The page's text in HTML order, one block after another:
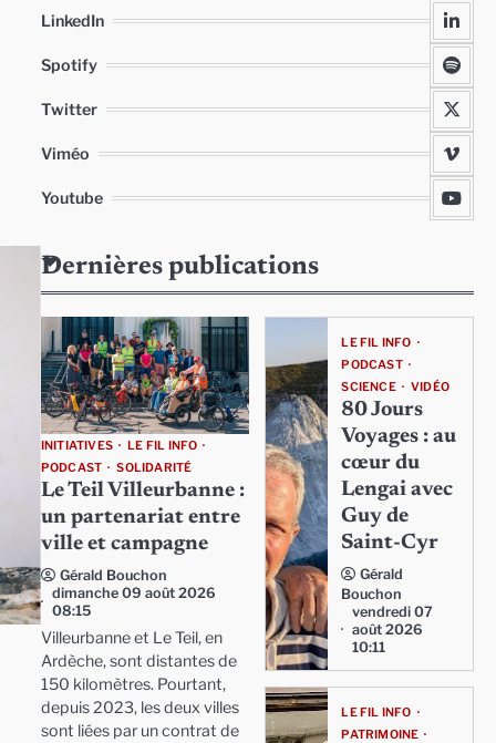
LinkedIn
Spotify
Twitter
Viméo
Youtube
Dernières publications
INITIATIVES
LE FIL INFO
PODCAST
SOLIDARITÉ
Le Teil Villeurbanne :
un partenariat entre
ville et campagne
Gérald Bouchon
dimanche 09 août 2026
08:15
Villeurbanne et Le Teil, en
Ardèche, sont distantes de
150 kilomètres. Pourtant,
depuis 2023, les deux villes
sont liées par un contrat de
LE FIL INFO
PODCAST
SCIENCE
VIDÉO
80 Jours
Voyages : au
cœur du
Lengai avec
Guy de
Saint-Cyr
Gérald
Bouchon
vendredi 07
août 2026
10:11
LE FIL INFO
PATRIMOINE